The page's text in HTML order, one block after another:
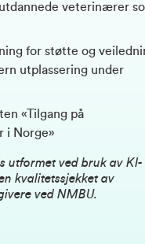
veterinærer
for støtte og
utplassering under
«Tilgang på
i Norge»
utformet ved bruk av KI-
kvalitetssjekket av
ved NMBU.